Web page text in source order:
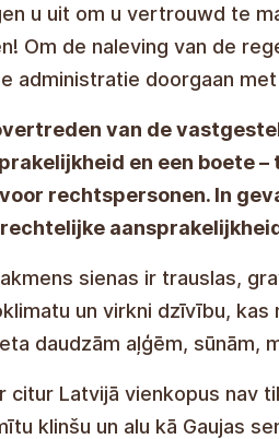
u uit om u vertrouwd te
Om de naleving van de
administratie doorgaan
van de
en een boete
rechtspersonen. In
muren zijn fragiel,
en een scala
muren de thuisbasis
anders in Letland zijn